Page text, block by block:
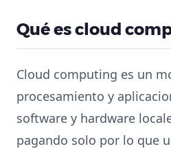
Qué es cloud
Cloud computing es un
procesamiento y
software y hardware
pagando solo por lo que